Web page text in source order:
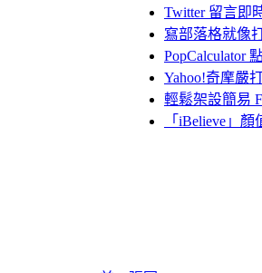
Twitter 留言即
寫部落格就像
PopCalculator
Yahoo!奇摩嚴
輕鬆架設簡易
「iBelieve」